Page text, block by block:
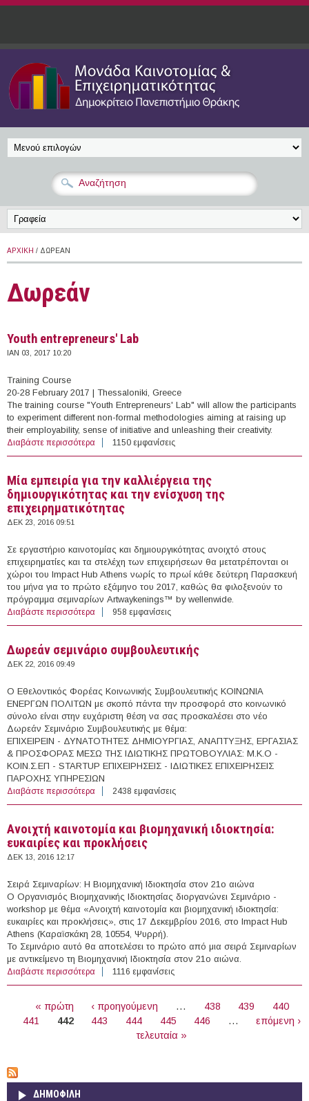
Παράκαμψη προς το κυρίως περιεχόμενο
ΑΡΧΙΚΉ / ΔΩΡΕΆΝ
Δωρεάν
Youth entrepreneurs' Lab
ΙΑΝ 03, 2017 10:20
Training Course
20-28 February 2017 | Thessaloniki, Greece
The training course "Youth Entrepreneurs' Lab" will allow the participants
to experiment different non-formal methodologies aiming at raising up
their employability, sense of initiative and unleashing their creativity.
Διαβάστε περισσότερα για Youth entrepreneurs' Lab
1150 εμφανίσεις
Μία εμπειρία για την καλλιέργεια της
δημιουργικότητας και την ενίσχυση της
επιχειρηματικότητας
ΔΕΚ 23, 2016 09:51
Σε εργαστήριο καινοτομίας και δημιουργικότητας ανοιχτό στους
επιχειρηματίες και τα στελέχη των επιχειρήσεων θα μετατρέπονται οι
χώροι του Impact Hub Athens νωρίς το πρωί κάθε δεύτερη Παρασκευή
του μήνα για το πρώτο εξάμηνο του 2017, καθώς θα φιλοξενούν το
πρόγραμμα σεμιναρίων Artwaykenings™ by wellenwide.
Διαβάστε περισσότερα για Μία εμπειρία για την καλλιέργεια της
δημιουργικότητας και την ενίσχυση της
958 εμφανίσεις
Δωρεάν σεμινάριο συμβουλευτικής
ΔΕΚ 22, 2016 09:49
Ο Εθελοντικός Φορέας Κοινωνικής Συμβουλευτικής ΚΟΙΝΩΝΙΑ
ΕΝΕΡΓΩΝ ΠΟΛΙΤΩΝ με σκοπό πάντα την προσφορά στο κοινωνικό
σύνολο είναι στην ευχάριστη θέση να σας προσκαλέσει στο νέο
Δωρεάν Σεμινάριο Συμβουλευτικής με θέμα:
ΕΠΙΧΕΙΡΕΙΝ - ΔΥΝΑΤΟΤΗΤΕΣ ΔΗΜΙΟΥΡΓΙΑΣ, ΑΝΑΠΤΥΞΗΣ, ΕΡΓΑΣΙΑΣ
& ΠΡΟΣΦΟΡΑΣ ΜΕΣΩ ΤΗΣ ΙΔΙΩΤΙΚΗΣ ΠΡΩΤΟΒΟΥΛΙΑΣ: M.K.O -
KOIN.Σ.ΕΠ - STARTUP ΕΠΙΧΕΙΡΗΣΕΙΣ - ΙΔΙΩΤΙΚΕΣ ΕΠΙΧΕΙΡΗΣΕΙΣ
ΠΑΡΟΧΗΣ ΥΠΗΡΕΣΙΩΝ
Διαβάστε περισσότερα για Δωρεάν σεμινάριο συμβουλευτικής
2438 εμφανίσεις
Ανοιχτή καινοτομία και βιομηχανική ιδιοκτησία:
ευκαιρίες και προκλήσεις
ΔΕΚ 13, 2016 12:17
Σειρά Σεμιναρίων: Η Βιομηχανική Ιδιοκτησία στον 21ο αιώνα
Ο Οργανισμός Βιομηχανικής Ιδιοκτησίας διοργανώνει Σεμινάριο -
workshop με θέμα «Ανοιχτή καινοτομία και βιομηχανική ιδιοκτησία:
ευκαιρίες και προκλήσεις», στις 17 Δεκεμβρίου 2016, στο Impact Hub
Athens (Καραϊσκάκη 28, 10554, Ψυρρή).
Το Σεμινάριο αυτό θα αποτελέσει το πρώτο από μια σειρά Σεμιναρίων
με αντικείμενο τη Βιομηχανική Ιδιοκτησία στον 21ο αιώνα.
Διαβάστε περισσότερα για Ανοιχτή καινοτομία και βιομηχανική ιδιοκτησία:
ευκαιρίες και προκλήσεις
1116 εμφανίσεις
« πρώτη ‹ προηγούμενη … 438 439
440
441
442 443 444 445 446 …
επόμενη ›
τελευταία »
ΔΗΜΟΦΙΛΗ